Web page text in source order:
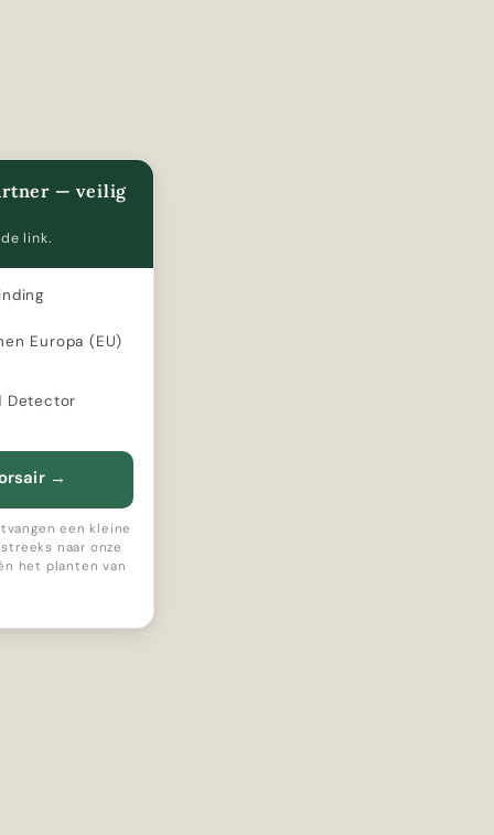
— veilig
link.
Europa (EU)
Detector
→
een kleine
naar onze
het planten van